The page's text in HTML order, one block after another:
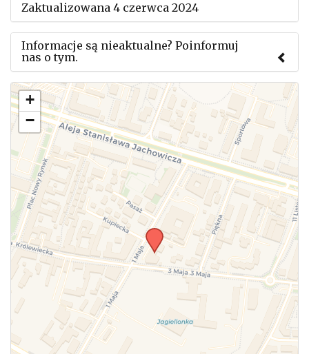
Zaktualizowana 4 czerwca 2024
Informacje są nieaktualne? Poinformuj
nas o tym.
Użyj tego formularza aby przesłać informację o
zmianach w powyższym mityngu.
+
−